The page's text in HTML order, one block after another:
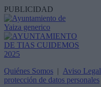
PUBLICIDAD
Quiénes Somos | Aviso Legal
protección de datos personales